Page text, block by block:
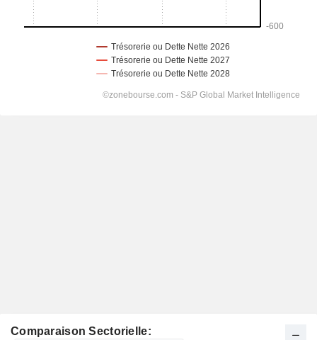
Comparaison Sectorielle: